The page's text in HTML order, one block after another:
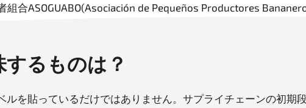
合ASOGUABO(Asociación de Pequeños Productores
るものは？
を貼っているだけではありません。サプライチェーンの初期